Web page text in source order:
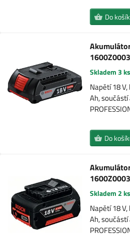
Do
Skladem 3 ks
Napětí 18
Ah,
Do
Skladem 2 ks
Napětí 18
Ah,